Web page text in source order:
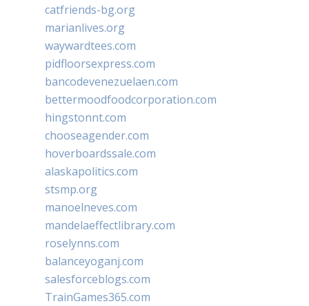
catfriends-bg.org
marianlives.org
waywardtees.com
pidfloorsexpress.com
bancodevenezuelaen.com
bettermoodfoodcorporation.com
hingstonnt.com
chooseagender.com
hoverboardssale.com
alaskapolitics.com
stsmp.org
manoelneves.com
mandelaeffectlibrary.com
roselynns.com
balanceyoganj.com
salesforceblogs.com
TrainGames365.com